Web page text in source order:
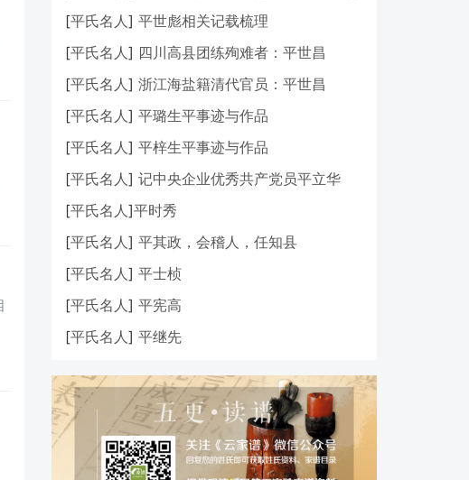
事迹研究
[平氏名人] 平世彪相关记载梳理
[平氏名人] 四川高县团练殉难者：平世昌
[平氏名人] 浙江海盐籍清代官员：平世昌
[平氏名人] 平璐生平事迹与作品
[平氏名人] 平梓生平事迹与作品
[平氏名人] 记中央企业优秀共产党员平立华
[平氏名人]​平时秀
[平氏名人] 平其政，会稽人，任知县
[平氏名人] 平士桢
[平氏名人] 平宪高
[平氏名人] 平继先